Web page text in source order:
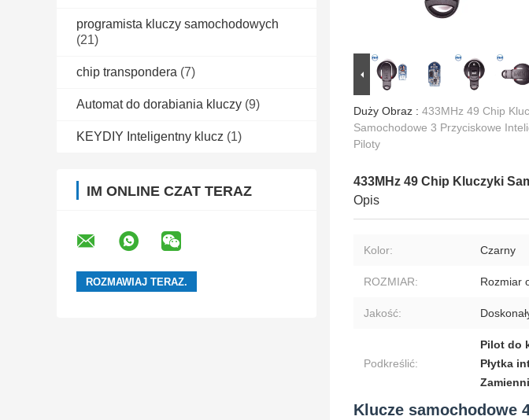
programista kluczy samochodowych
(21)
chip transpondera (7)
Automat do dorabiania kluczy (9)
KEYDIY Inteligentny klucz (1)
IM ONLINE CZAT TERAZ
Duży Obraz : 433MHz 49 Chip
Samochodowe 3 Przyciskowe
Piloty
433MHz 49 Chip Kluczyki
Opis
Kolor: Czarny
ROZMIAR: Rozmiar
Jakość:
Podkreślić:
Pilot do
Płytka
Klucze samochodowe